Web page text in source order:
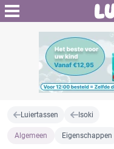
Luiertassen Isoki
Algemeen Eigenschappen